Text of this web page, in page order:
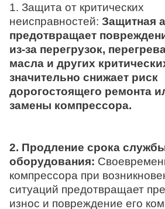
1. Защита от критических
неисправностей: Защитная
предотвращает
из-за перегрузок,
масла и других
значительно снижает риск
дорогостоящего ремонта
замены компрессора.
2. Продление срока
оборудования:
компрессора при
ситуаций предотвращает
износ и повреждение его